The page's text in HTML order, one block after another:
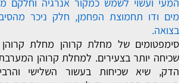
מים ודו תחמוצת הפחמן, חלק ניכר
בצואה.
סימפטומים של מחלת קרוהן מחלת
שכיחה יותר בצעירים. למחלת קרוהן
הדק, שיא שכיחות בעשור השלישי